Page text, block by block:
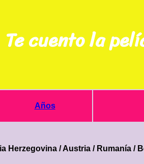
Te cuento la
Años
Herzegovina / Austria / Rumanía /